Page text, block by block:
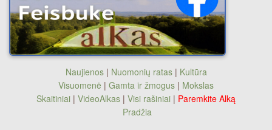
Naujienos| Nuomonių ratas| Kultūra
Visuomenė | Gamta ir žmogus | Mokslas
Skaitiniai | VideoAlkas | Visi rašiniai | Paremkite Alką
Pradžia